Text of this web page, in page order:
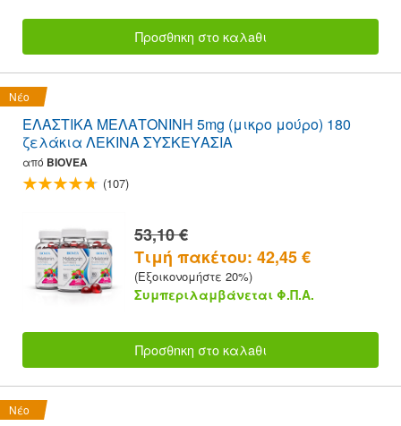
Προσθnκη στο καλaθι
Νέο
ΕΛΑΣΤΙΚΑ ΜΕΛΑΤΟΝΙΝΗ 5mg (μικρο μούρο) 180
ζελάκια ΛΕΚΙΝΑ ΣΥΣΚΕΥΑΣΙΑ
από BIOVEA
(107)
53,10 €
Τιμή πακέτου: 42,45 €
(Εξοικονομήστε 20%)
Συμπεριλαμβάνεται Φ.Π.Α.
Προσθnκη στο καλaθι
Νέο